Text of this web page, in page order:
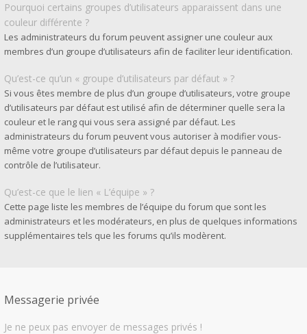
Pourquoi certains groupes d’utilisateurs apparaissent dans une
couleur différente ?
Les administrateurs du forum peuvent assigner une couleur aux
membres d’un groupe d’utilisateurs afin de faciliter leur identification.
Qu’est-ce qu’un « groupe d’utilisateurs par défaut » ?
Si vous êtes membre de plus d’un groupe d’utilisateurs, votre groupe
d’utilisateurs par défaut est utilisé afin de déterminer quelle sera la
couleur et le rang qui vous sera assigné par défaut. Les
administrateurs du forum peuvent vous autoriser à modifier vous-
même votre groupe d’utilisateurs par défaut depuis le panneau de
contrôle de l’utilisateur.
Qu’est-ce que le lien « L’équipe » ?
Cette page liste les membres de l’équipe du forum que sont les
administrateurs et les modérateurs, en plus de quelques informations
supplémentaires tels que les forums qu’ils modèrent.
Messagerie privée
Je ne peux pas envoyer de messages privés !